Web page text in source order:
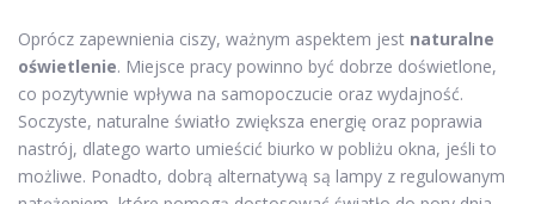
Oprócz zapewnienia ciszy, ważnym aspektem jest naturalne
oświetlenie. Miejsce pracy powinno być dobrze doświetlone,
co pozytywnie wpływa na samopoczucie oraz wydajność.
Soczyste, naturalne światło zwiększa energię oraz poprawia
nastrój, dlatego warto umieścić biurko w pobliżu okna, jeśli to
możliwe. Ponadto, dobrą alternatywą są lampy z regulowanym